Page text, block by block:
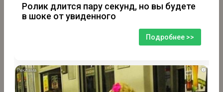
Ролик длится пару секунд, но вы будете
в шоке от увиденного
Подробнее >>
i